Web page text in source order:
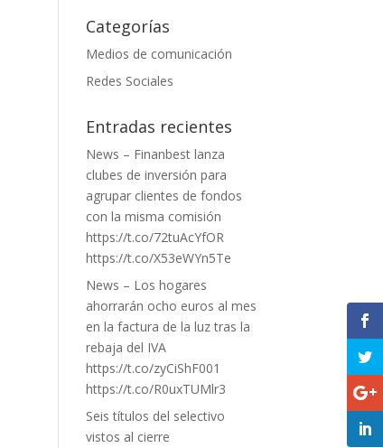
Categorías
Medios de comunicación
Redes Sociales
Entradas recientes
News – Finanbest lanza
clubes de inversión para
agrupar clientes de fondos
con la misma comisión
https://t.co/72tuAcYfOR
https://t.co/X53eWYn5Te
News – Los hogares
ahorrarán ocho euros al mes
en la factura de la luz tras la
rebaja del IVA
https://t.co/zyCiShF001
https://t.co/R0uxTUMlr3
Seis títulos del selectivo
vistos al cierre